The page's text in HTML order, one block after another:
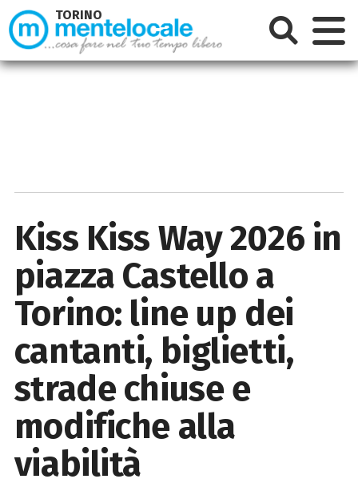
Kiss Kiss Way 2026 in
piazza Castello a
Torino: line up dei
cantanti, biglietti,
strade chiuse e
modifiche alla
viabilità
TORINO